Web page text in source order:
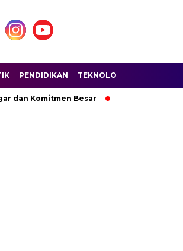
PENDIDIKAN TEKNOLOGI
dan Komitmen Besar